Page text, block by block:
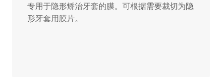
专用于隐形矫治牙套的膜。可根据需要裁切为隐
形牙套用膜片。